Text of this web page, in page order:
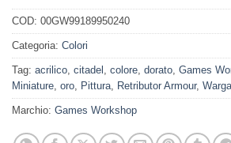
COD: 00GW99189950240
Categoria: Colori
Tag: acrilico, citadel , colore, dorato, Games
Miniature, oro, Pittura, Retributor Armour,
Marchio: Games Workshop